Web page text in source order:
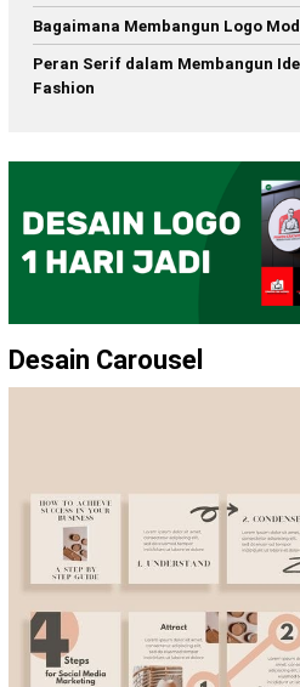
Bagaimana Membangun Logo
Peran Serif dalam Membangun
Fashion
Desain Carousel